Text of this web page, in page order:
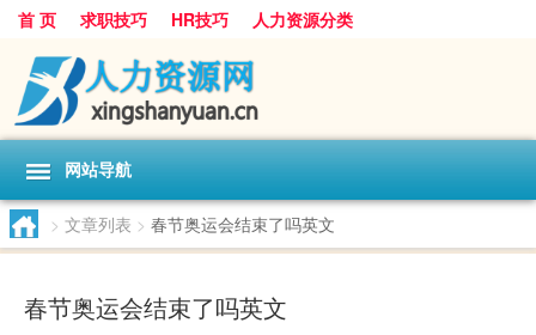
首 页 求职技巧 HR技巧 人力资源分类
网站导航
> 文章列表 > 春节奥运会结束了吗英文
春节奥运会结束了吗英文